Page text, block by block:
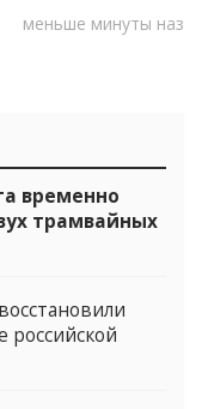
меньше минуты назад
временно
трамвайных
российской